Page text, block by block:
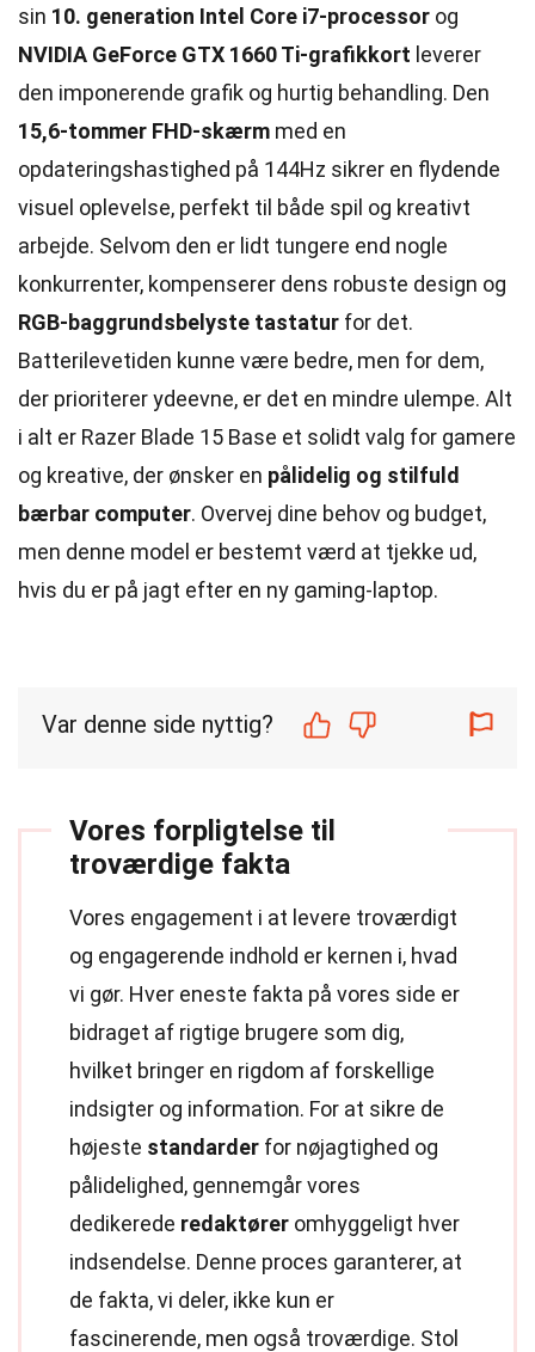
sin 10. generation Intel Core i7-processor og
NVIDIA GeForce GTX 1660 Ti-grafikkort leverer
den imponerende grafik og hurtig behandling. Den
15,6-tommer FHD-skærm med en
opdateringshastighed på 144Hz sikrer en flydende
visuel oplevelse, perfekt til både spil og kreativt
arbejde. Selvom den er lidt tungere end nogle
konkurrenter, kompenserer dens robuste design og
RGB-baggrundsbelyste tastatur for det.
Batterilevetiden kunne være bedre, men for dem,
der prioriterer ydeevne, er det en mindre ulempe. Alt
i alt er Razer Blade 15 Base et solidt valg for gamere
og kreative, der ønsker en pålidelig og stilfuld
bærbar computer. Overvej dine behov og budget,
men denne model er bestemt værd at tjekke ud,
hvis du er på jagt efter en ny gaming-laptop.
Var denne side nyttig?
Vores forpligtelse til
troværdige fakta
Vores engagement i at levere troværdigt
og engagerende indhold er kernen i, hvad
vi gør. Hver eneste fakta på vores side er
bidraget af rigtige brugere som dig,
hvilket bringer en rigdom af forskellige
indsigter og information. For at sikre de
højeste standarder for nøjagtighed og
pålidelighed, gennemgår vores
dedikerede redaktører omhyggeligt hver
indsendelse. Denne proces garanterer, at
de fakta, vi deler, ikke kun er
fascinerende, men også troværdige. Stol